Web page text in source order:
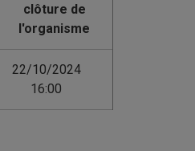
clôture de
l'organisme
22/10/2024
16:00